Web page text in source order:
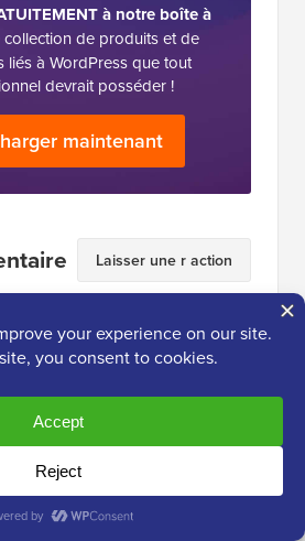
à notre boîte à
collection de produits et de
liés à WordPress que tout
devrait posséder !
maintenant
Laisser une r action
un modèle de résultats de